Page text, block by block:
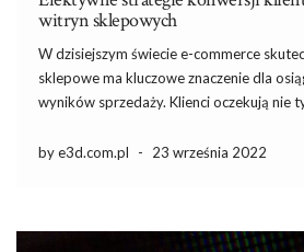
witryn sklepowych
W dzisiejszym świecie e-commerce
sklepowe ma kluczowe znaczenie dla
wyników sprzedaży. Klienci oczekują nie
strony. Dlatego ważne jest, aby
by e3d.com.pl - 23 września 2022